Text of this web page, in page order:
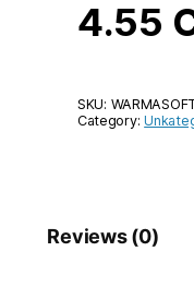
4.55
SKU:
Category:
Reviews (0)